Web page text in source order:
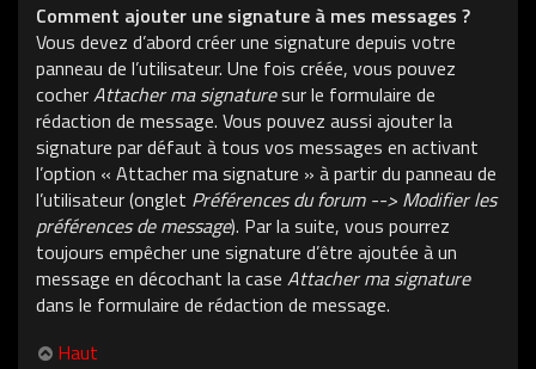
Comment ajouter une signature à mes messages ?
Vous devez d’abord créer une signature depuis votre
panneau de l’utilisateur. Une fois créée, vous pouvez
cocherAttacher ma signaturesur le formulaire de
rédaction de message. Vous pouvez aussi ajouter la
signature par défaut à tous vos messages en activant
l’option « Attacher ma signature » à partir du panneau de
l’utilisateur (onglet Préférences du forum --> Modifier les
préférences de message). Par la suite, vous pourrez
toujours empêcher une signature d’être ajoutée à un
message en décochant la case Attacher ma signature
dans le formulaire de rédaction de message.
Haut